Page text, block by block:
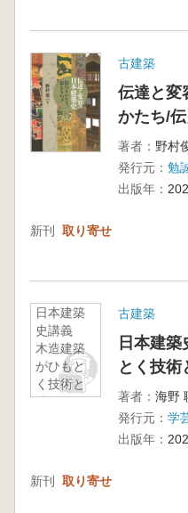
古建築
伝達と
かたち/
著者： 野村
発行元： 勉
出版年：
新刊 取り寄せ
日本建築
史講義
木造建築
がひもと
く技術と
社会
古建築
日本建
とく技術
著者： 海野
発行元： 学
出版年：
新刊 取り寄せ